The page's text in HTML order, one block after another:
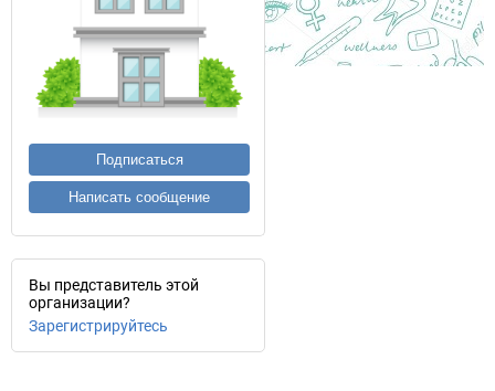
Подписаться
Написать сообщение
Вы представитель этой
организации?
Зарегистрируйтесь